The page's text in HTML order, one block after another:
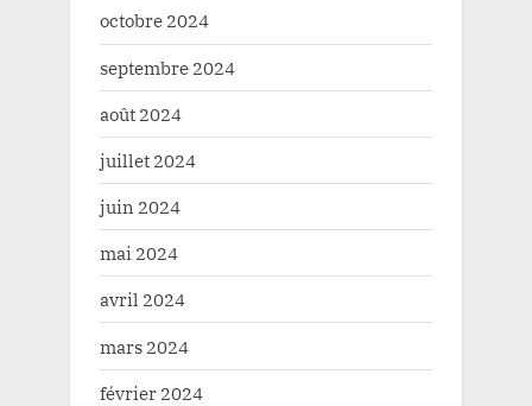
octobre 2024
septembre 2024
août 2024
juillet 2024
juin 2024
mai 2024
avril 2024
mars 2024
février 2024